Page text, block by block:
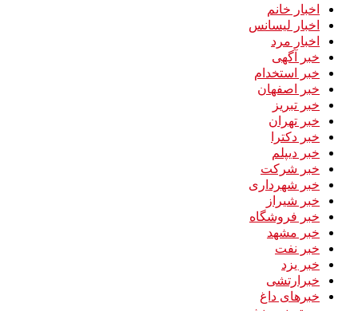
اخبار خانم
اخبار لیسانس
اخبار مرد
خبر آگهی
خبر استخدام
خبر اصفهان
خبر تبریز
خبر تهران
خبر دکترا
خبر دیپلم
خبر شرکت
خبر شهرداری
خبر شیراز
خبر فروشگاه
خبر مشهد
خبر نفت
خبر یزد
خبرارتشی
خبرهای داغ